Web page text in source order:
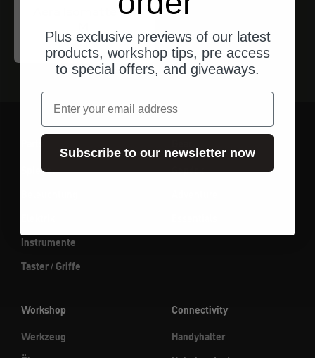
Aera Isomatte Gr.
Angebot
$145.00
Spiegel
Instrumente
Taster / Griffe
Gepäck
Workshop
Werkzeug
Connectivity
Handyhalter
Plus exclusive previews of our latest
products, workshop tips, pre access
to special offers, and giveaways.
Email
Subscribe to our newsletter now